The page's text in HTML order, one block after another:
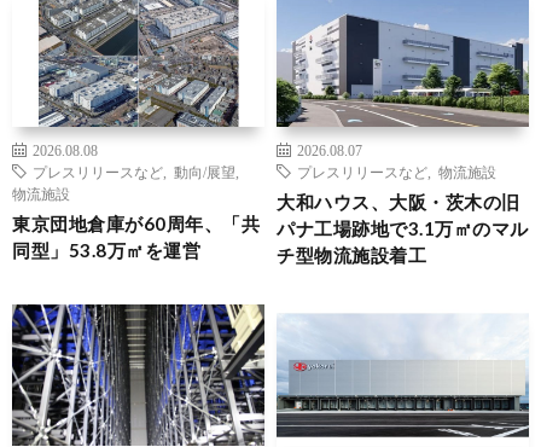
2026.08.08
プレスリリースなど
動向/展望
物流施設
東京団地倉庫が60周年、「共
同型」53.8万㎡を運営
2026.08.07
プレスリリースなど
物流施設
大和ハウス、大阪・茨木の旧
パナ工場跡地で3.1万㎡のマル
チ型物流施設着工